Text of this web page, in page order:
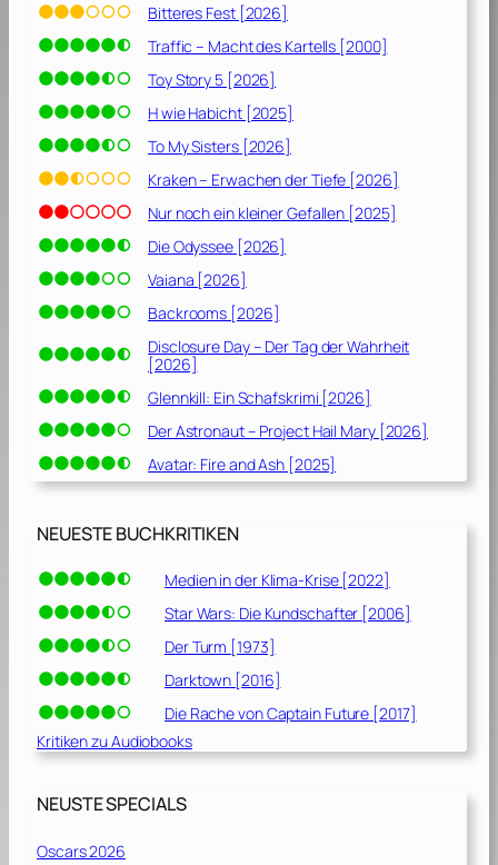
Bitteres Fest [2026]
Traffic – Macht des Kartells [2000]
Toy Story 5 [2026]
H wie Habicht [2025]
To My Sisters [2026]
Kraken – Erwachen der Tiefe [2026]
Nur noch ein kleiner Gefallen [2025]
Die Odyssee [2026]
Vaiana [2026]
Backrooms [2026]
Disclosure Day – Der Tag der Wahrheit
[2026]
Glennkill: Ein Schafskrimi [2026]
Der Astronaut – Project Hail Mary [2026]
Avatar: Fire and Ash [2025]
NEUESTE BUCHKRITIKEN
Medien in der Klima-Krise [2022]
Star Wars: Die Kundschafter [2006]
Der Turm [1973]
Darktown [2016]
Die Rache von Captain Future [2017]
Kritiken zu Audiobooks
NEUSTE SPECIALS
Oscars 2026